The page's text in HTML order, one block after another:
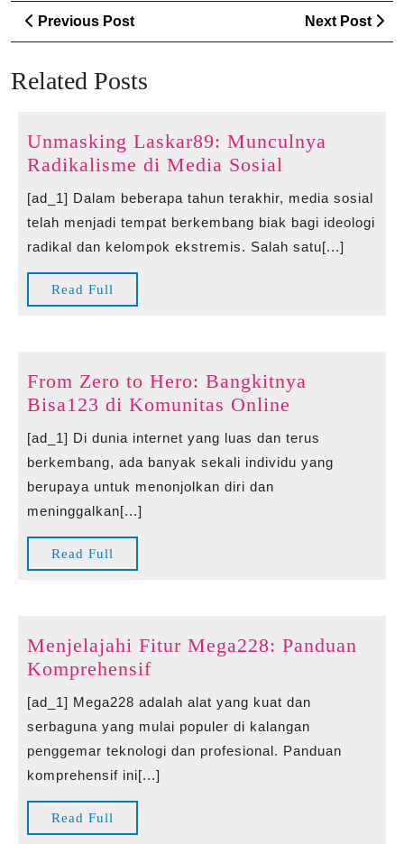
Post
navigation
Previous PostPrevious
Post
Next Post
Related Posts
Unmasking Laskar89: Munculnya
Radikalisme di Media Sosial
Laskar89:
Munculnya
Radikalisme
di
[ad_1] Dalam beberapa tahun terakhir, media sosial
telah menjadi tempat berkembang biak bagi ideologi
radikal dan kelompok ekstremis. Salah satu[...]
Read Full
Full
From Zero to Hero: Bangkitnya
Bisa123 di Komunitas Online
to
Hero:
[ad_1] Di dunia internet yang luas dan terus
berkembang, ada banyak sekali individu yang
berupaya untuk menonjolkan diri dan
meninggalkan[...]
Read Full
Full
Menjelajahi Fitur Mega228: Panduan
KomprehensifMenjelajahi
Fitur
Mega228:
Panduan
Komprehensif
[ad_1] Mega228 adalah alat yang kuat dan
serbaguna yang mulai populer di kalangan
penggemar teknologi dan profesional. Panduan
komprehensif ini[...]
Read Full
Full